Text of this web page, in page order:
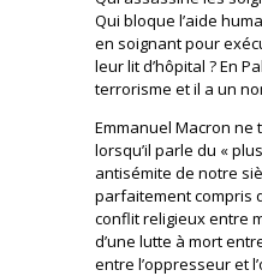
Qui bloque l’aide
en soignant pour
leur lit d’hôpital ? En
terrorisme et il a un
Emmanuel Macron
lorsqu’il parle du «
antisémite de notre
parfaitement compris
conflit religieux entre
d’une lutte à mort
entre l’oppresseur et